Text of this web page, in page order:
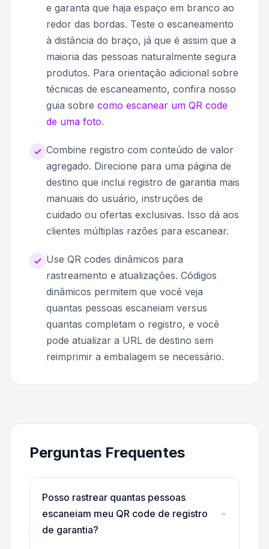
e garanta que haja espaço em branco ao
redor das bordas. Teste o escaneamento
à distância do braço, já que é assim que a
maioria das pessoas naturalmente segura
produtos. Para orientação adicional sobre
técnicas de escaneamento, confira nosso
guia sobre como escanear um QR code
de uma foto.
Combine registro com conteúdo de valor
agregado. Direcione para uma página de
destino que inclui registro de garantia mais
manuais do usuário, instruções de
cuidado ou ofertas exclusivas. Isso dá aos
clientes múltiplas razões para escanear.
Use QR codes dinâmicos para
rastreamento e atualizações. Códigos
dinâmicos permitem que você veja
quantas pessoas escaneiam versus
quantas completam o registro, e você
pode atualizar a URL de destino sem
reimprimir a embalagem se necessário.
Perguntas Frequentes
Posso rastrear quantas pessoas
escaneiam meu QR code de registro
de garantia?